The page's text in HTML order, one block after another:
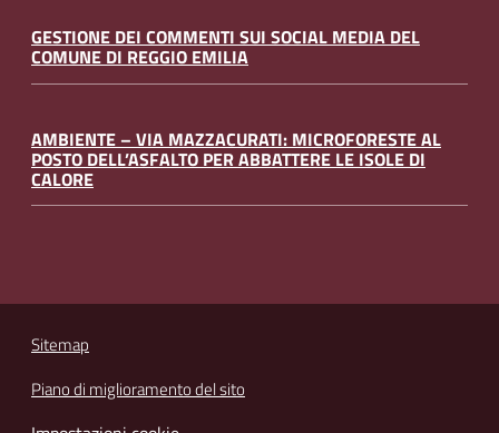
GESTIONE DEI COMMENTI SUI SOCIAL MEDIA DEL
COMUNE DI REGGIO EMILIA
AMBIENTE – VIA MAZZACURATI: MICROFORESTE AL
POSTO DELL’ASFALTO PER ABBATTERE LE ISOLE DI
CALORE
Sitemap
Piano di miglioramento del sito